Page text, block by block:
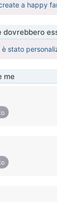
a happy
dovrebbero
è stato
me